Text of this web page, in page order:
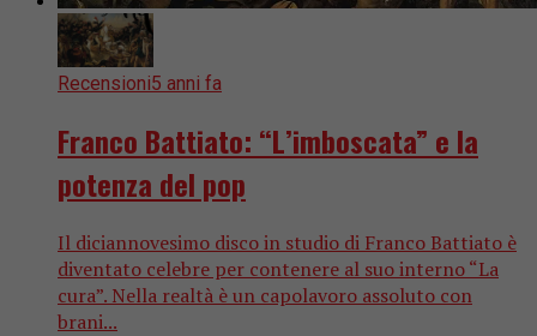
Recensioni5 anni fa
Franco Battiato: “L’imboscata” e la
potenza del pop
Il diciannovesimo disco in studio di Franco Battiato è
diventato celebre per contenere al suo interno “La
cura”. Nella realtà è un capolavoro assoluto con
brani...